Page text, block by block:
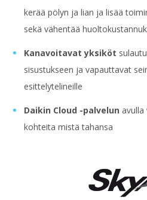
kerää pölyn ja lian ja lisää
sekä vähentää
Kanavoitavat yksiköt
sisustukseen ja vapauttavat
esittelytelineille
Daikin Cloud -palvelun
kohteita mistä tahansa